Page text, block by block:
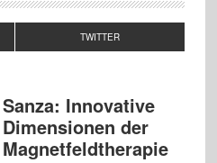
TWITTER
Sanza: Innovative
Dimensionen der
Magnetfeldtherapie